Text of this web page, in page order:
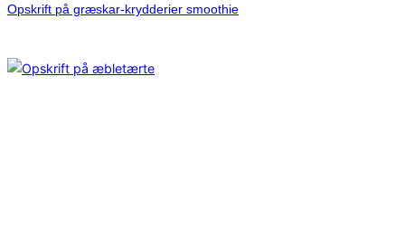
Opskrift på græskar-krydderier smoothie